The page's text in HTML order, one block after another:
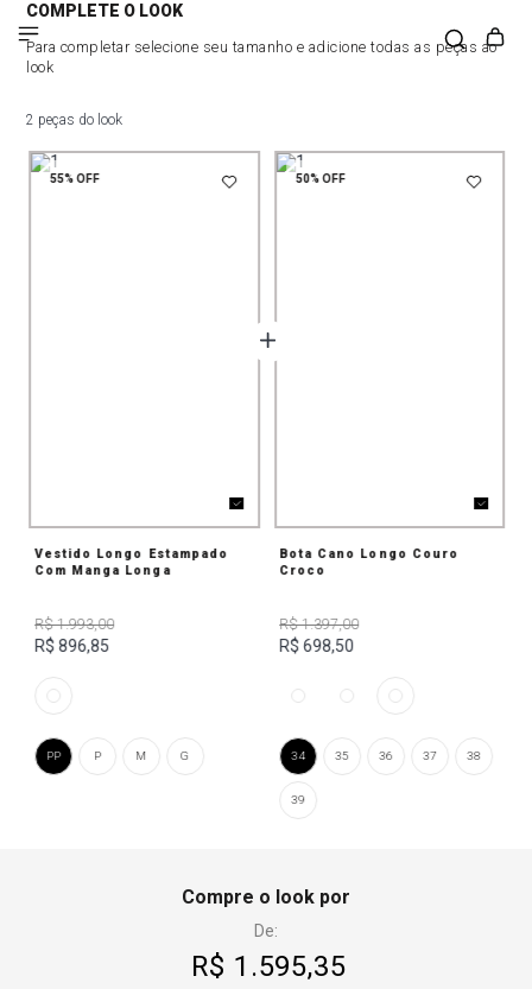
COMPLETE O LOOK
Para completar selecione seu tamanho e adicione todas as peças ao
look
2 peças do look
55%OFF
Vestido Longo Estampado
Com Manga Longa
R$ 1.993,00
R$ 896,85
G
M
P
PP
50%OFF
Bota Cano Longo Couro
Croco
R$ 1.397,00
R$ 698,50
34 35 36 37 38
39
Compre o look por
De:
R$ 1.595,35